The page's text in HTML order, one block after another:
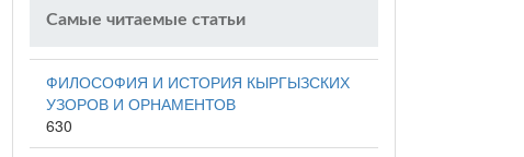
Самые читаемые статьи
ФИЛОСОФИЯ И ИСТОРИЯ КЫРГЫЗСКИХ
УЗОРОВ И ОРНАМЕНТОВ
630